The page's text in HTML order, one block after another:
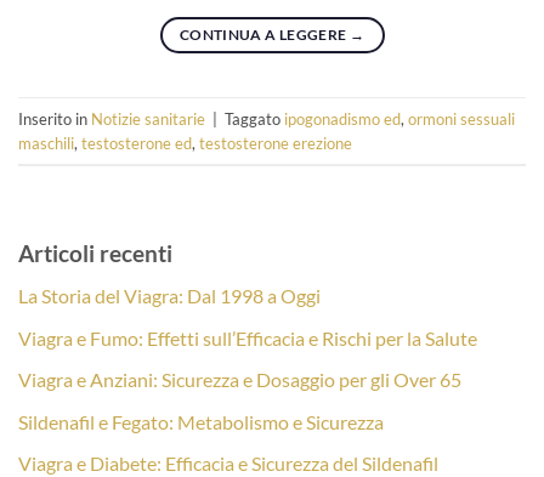
CONTINUA A LEGGERE →
Inserito in Notizie sanitarie Taggato ipogonadismo ed, ormoni sessuali
maschili, testosterone ed, testosterone erezione
Articoli recenti
La Storia del Viagra: Dal 1998 a Oggi
Viagra e Fumo: Effetti sull’Efficacia e Rischi per la Salute
Viagra e Anziani: Sicurezza e Dosaggio per gli Over 65
Sildenafil e Fegato: Metabolismo e Sicurezza
Viagra e Diabete: Efficacia e Sicurezza del Sildenafil